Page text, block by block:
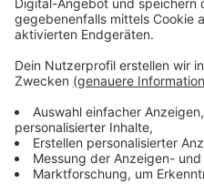
Weitere Infos und
Anzeige
So informiert die Stadt